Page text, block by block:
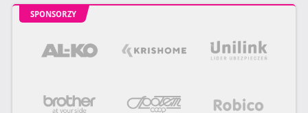
SPONSORZY